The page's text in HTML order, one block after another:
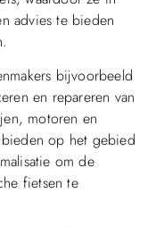
advies te bieden
bijvoorbeeld
en repareren van
motoren en
op het gebied
om de
fietsen te